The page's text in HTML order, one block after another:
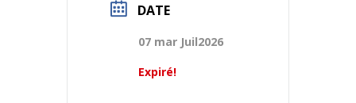
DATE
07 mar Juil2026
Expiré!